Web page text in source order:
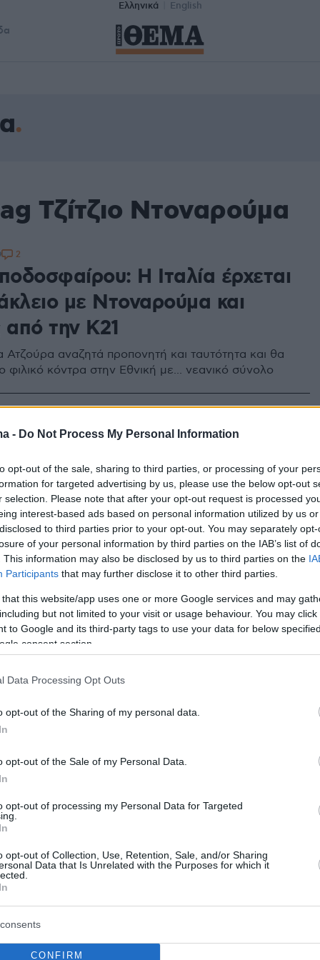
- Do Not Process My Personal Information
opt-out of the sale, sharing to third parties, or processing of your
for targeted advertising by us, please use the below opt-out
selection. Please note that after your opt-out request is processed
interest-based ads based on personal information utilized by us
to third parties prior to your opt-out. You may separately
of your personal information by third parties on the IAB’s list of
This information may also be disclosed by us to third parties on the
Participants that may further disclose it to other third parties.
that this website/app uses one or more Google services and may
but not limited to your visit or usage behaviour. You may
to Google and its third-party tags to use your data for below
consent section.
Data Processing Opt Outs
opt-out of the Sharing of my personal data.
opt-out of the Sale of my Personal Data.
opt-out of processing my Personal Data for Targeted
opt-out of Collection, Use, Retention, Sale, and/or Sharing
Data that Is Unrelated with the Purposes for which it
CONFIRM
Ελληνικά English
Τζίτζιο Ντοναρούμα
Η Ιταλία έρχεται
με Ντοναρούμα και
από την Κ21
αναζητά προπονητή και ταυτότητα και θα
φιλικό κόντρα στην Εθνική με... νεανικό σύνολο
2
«Δεν ζήτησα ούτε ευρώ
πρόκρισης στο Μουντιάλ»
Σκουάντρα Ατζούρα, σε συνέντευξη του στο Sky
βουρκωμένος τα όσα γράφτηκαν και
τις απαιτήσεις των παικτών μετά τον αποκλεισμό
Κύπελλο ποδοσφαίρου
επιβεβαίωσε τη
του τραυματισμού του
Μουσιάλα
υπέστη κάταγμα περόνης και εξάρθρωση
2
σοκ για τον Μουσιάλα:
του «διέλυσε» άθελά
αστράγαλο - Δείτε βίντεο
της Παρί έβαλε τα κλάματα αφού «κλείδωσε»
πόδι του επιθετικού της Μπάγερν Μονάχου -
στο νοσοκομείο ο Μουσιάλα
14